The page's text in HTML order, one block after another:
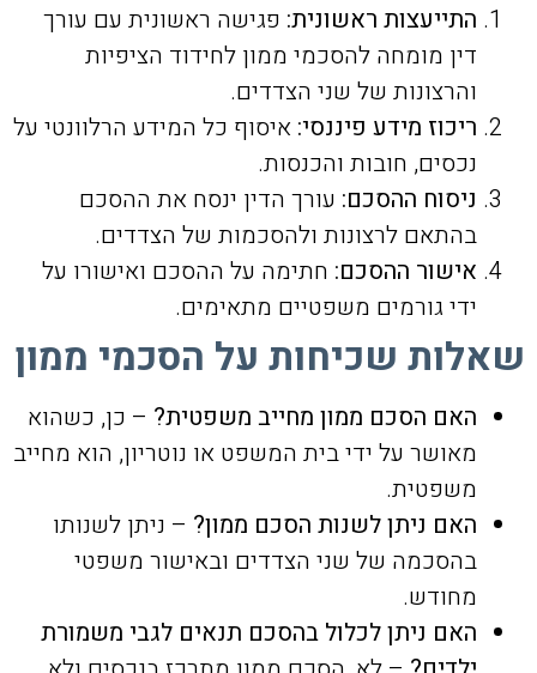
התייעצות ראשונית: פגישה ראשונית עם עורך
דין מומחה להסכמי ממון לחידוד הציפיות
והרצונות של שני הצדדים.
ריכוז מידע פיננסי: איסוף כל המידע הרלוונטי על
נכסים, חובות והכנסות.
ניסוח ההסכם: עורך הדין ינסח את ההסכם
בהתאם לרצונות ולהסכמות של הצדדים.
אישור ההסכם: חתימה על ההסכם ואישורו על
ידי גורמים משפטיים מתאימים.
שאלות שכיחות על הסכמי ממון
האם הסכם ממון מחייב משפטית? – כן, כשהוא
מאושר על ידי בית המשפט או נוטריון, הוא מחייב
משפטית.
האם ניתן לשנות הסכם ממון? – ניתן לשנותו
בהסכמה של שני הצדדים ובאישור משפטי
מחודש.
האם ניתן לכלול בהסכם תנאים לגבי משמורת